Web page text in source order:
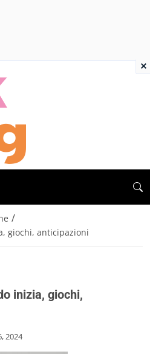
/
giochi, anticipazioni
inizia, giochi,
2024
×